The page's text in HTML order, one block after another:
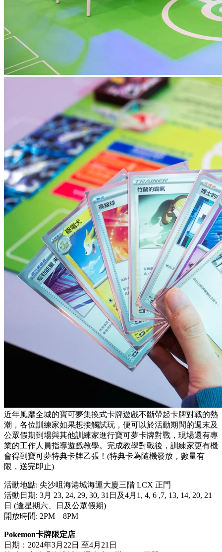
近年風靡全城的寶可夢集換式卡牌遊戲不斷帶起卡牌對戰的熱
潮，各位訓練家如果想接觸試玩，便可以於活動期間的週末及
公眾假期到場與其他訓練家進行寶可夢卡牌對戰，現場還有專
業的工作人員指導遊戲教學。完成教學對戰後，訓練家更有機
會得到寶可夢特典卡牌乙張！(特典卡為隨機發放，數量有
限，送完即止)
活動地點: 尖沙咀海港城海運大廈三階 LCX 正門
活動日期: 3月 23, 24, 29, 30, 31日及4月1, 4, 6 ,7, 13, 14, 20, 21
日 (逢星期六、日及公眾假期)
開放時間: 2PM – 8PM
Pokemon卡牌限定店
日期：2024年3月22日 至4月21日